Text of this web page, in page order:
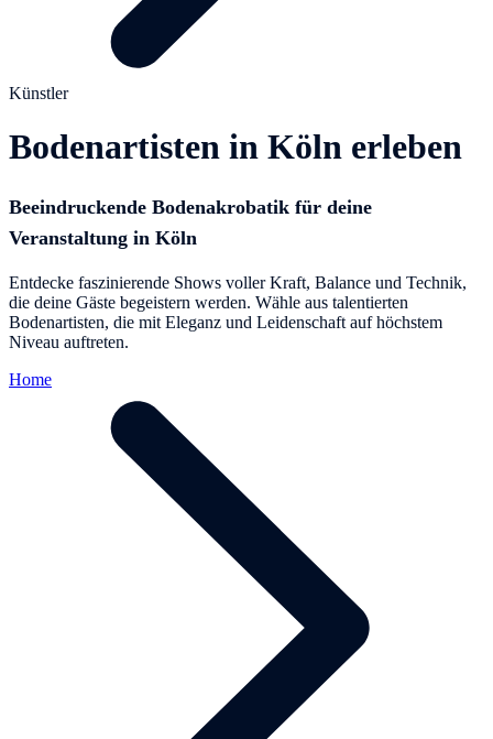
Künstler
Bodenartisten in Köln erleben
Beeindruckende Bodenakrobatik für deine
Veranstaltung in Köln
Entdecke faszinierende Shows voller Kraft, Balance und Technik,
die deine Gäste begeistern werden. Wähle aus talentierten
Bodenartisten, die mit Eleganz und Leidenschaft auf höchstem
Niveau auftreten.
Home